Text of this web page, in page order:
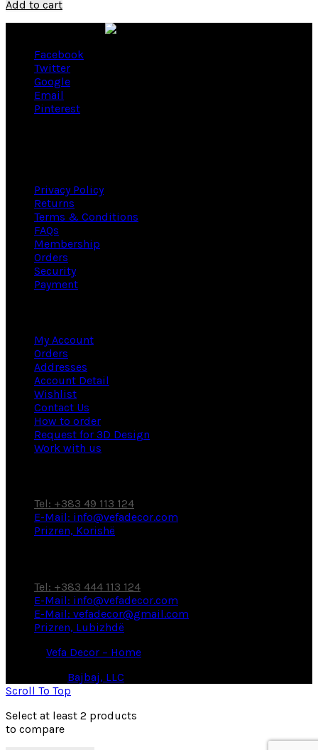
Add to cart
Facebook
Twitter
Google
Email
Pinterest
Privacy Policy
Returns
Terms & Conditions
FAQs
Membership
Orders
Security
Payment
My Account
Orders
Addresses
Account Detail
Wishlist
Contact Us
How to order
Request for 3D Design
Work with us
Tel: +383 49 113 124
E-Mail: info@vefadecor.com
Prizren, Korishë
Tel: +383 444 113 124
E-Mail: info@vefadecor.com
E-Mail: vefadecor@gmail.com
Prizren, Lubizhdë
Vefa Decor – Home
Bajbaj, LLC
Scroll To Top
Select at least 2 products
to compare